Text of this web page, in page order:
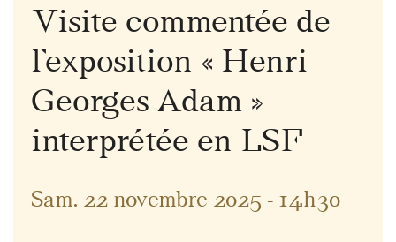
Visite commentée de
l’exposition « Henri-
Georges Adam »
interprétée en LSF
Sam. 22 novembre 2025 - 14h30